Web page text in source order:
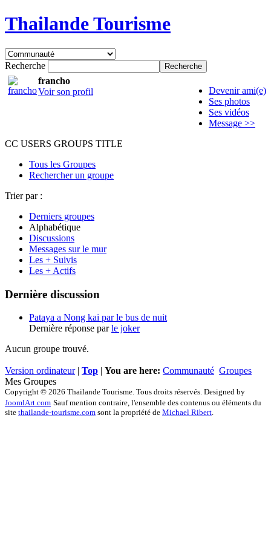
Thailande Tourisme
Recherche
francho
Voir son profil
Devenir ami(e)
Ses photos
Ses vidéos
Message >>
CC USERS GROUPS TITLE
Tous les Groupes
Rechercher un groupe
Trier par :
Derniers groupes
Alphabétique
Discussions
Messages sur le mur
Les + Suivis
Les + Actifs
Dernière discussion
Pataya a Nong kai par le bus de nuit
Dernière réponse parle joker
Aucun groupe trouvé.
Version ordinateur| Top | You are here: Communauté Groupes
Mes Groupes
Copyright © 2026 Thailande Tourisme. Tous droits réservés. Designed by
JoomlArt.com Sauf mention contraire, l'ensemble des contenus ou éléments du
site thailande-tourisme.com sont la propriété de Michael Ribert.